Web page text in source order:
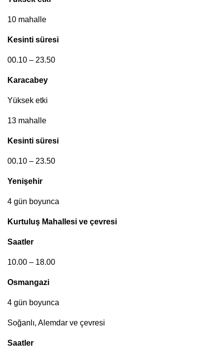
10 mahalle
Kesinti süresi
00.10 – 23.50
Karacabey
Yüksek etki
13 mahalle
Kesinti süresi
00.10 – 23.50
Yenişehir
4 gün boyunca
Kurtuluş Mahallesi ve çevresi
Saatler
10.00 – 18.00
Osmangazi
4 gün boyunca
Soğanlı, Alemdar ve çevresi
Saatler